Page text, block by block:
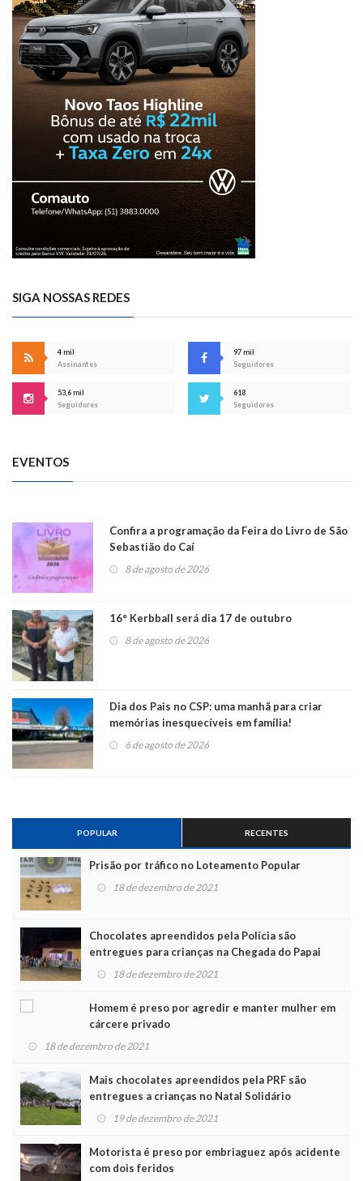
SIGA NOSSAS REDES
4 mil
Assinantes
97 mil
Seguidores
53,6 mil
Seguidores
618
Seguidores
EVENTOS
Confira a programação da Feira do Livro de São
Sebastião do Caí
8 de agosto de 2026
16° Kerbball será dia 17 de outubro
8 de agosto de 2026
Dia dos Pais no CSP: uma manhã para criar
memórias inesquecíveis em família!
6 de agosto de 2026
POPULAR RECENTES
Prisão por tráfico no Loteamento Popular
18 de dezembro de 2021
Chocolates apreendidos pela Polícia são
entregues para crianças na Chegada do Papai
Noel 18 de dezembro de 2021
Homem é preso por agredir e manter mulher em
cárcere privado
18 de dezembro de 2021
Mais chocolates apreendidos pela PRF são
entregues a crianças no Natal Solidário
19 de dezembro de 2021
Motorista é preso por embriaguez após acidente
com dois feridos